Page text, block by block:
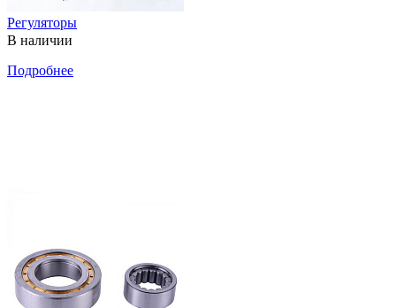
Регуляторы
В наличии
Подробнее